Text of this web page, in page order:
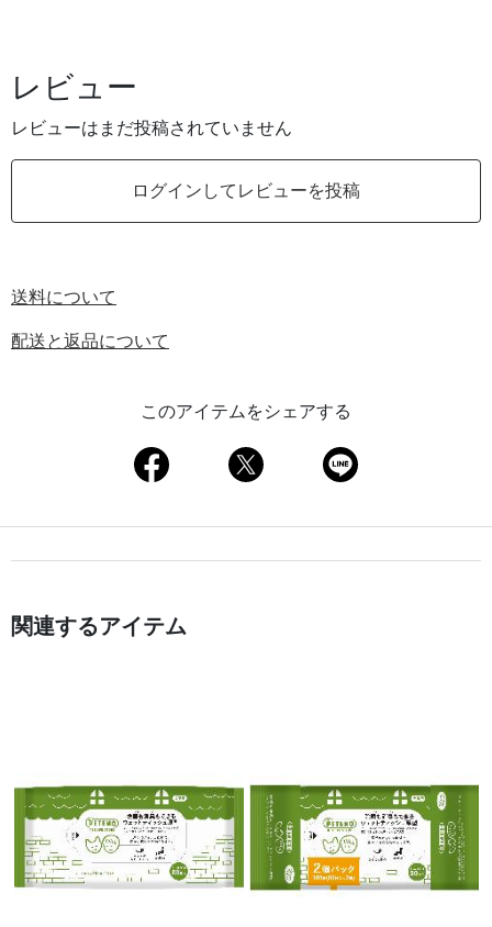
レビュー
レビューはまだ投稿されていません
ログインしてレビューを投稿
送料について
配送と返品について
このアイテムをシェアする
関連するアイテム